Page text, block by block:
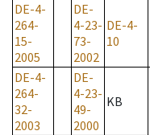
DE-4-
264-
15-
2005
DE-
4-23-
73-
2002
DE-4-
10
DE-4-
264-
32-
2003
DE-
4-23-
49-
2000
KB